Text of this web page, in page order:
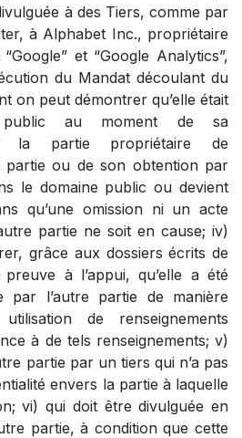
à des Tiers, comme par
à Alphabet Inc., propriétaire
et “Google Analytics”,
du Mandat découlant du
on peut démontrer qu’elle était
au moment de sa
la partie propriétaire de
partie ou de son obtention par
le domaine public ou devient
qu’une omission ni un acte
partie ne soit en cause; iv)
grâce aux dossiers écrits de
à l’appui, qu’elle a été
par l’autre partie de manière
de renseignements
à de tels renseignements; v)
partie par un tiers qui n’a pas
envers la partie à laquelle
vi) qui doit être divulguée en
partie, à condition que cette